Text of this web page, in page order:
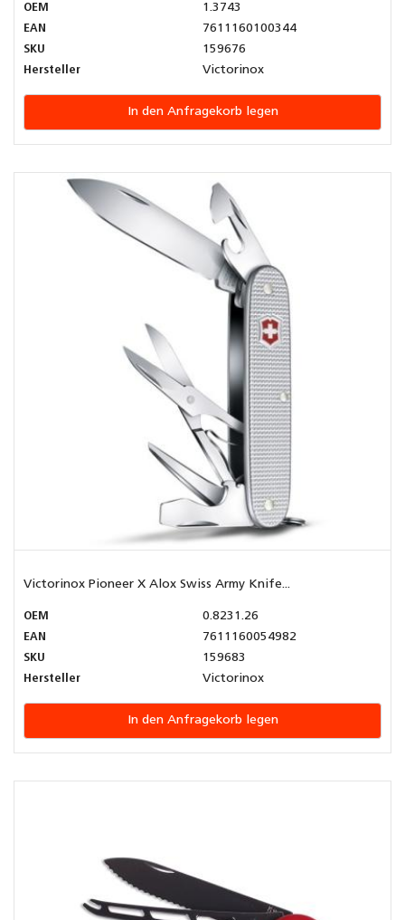
OEM
1.3743
EAN
7611160100344
SKU
159676
Hersteller
Victorinox
In den Anfragekorb legen
Victorinox Pioneer X Alox Swiss Army Knife...
OEM
0.8231.26
EAN
7611160054982
SKU
159683
Hersteller
Victorinox
In den Anfragekorb legen